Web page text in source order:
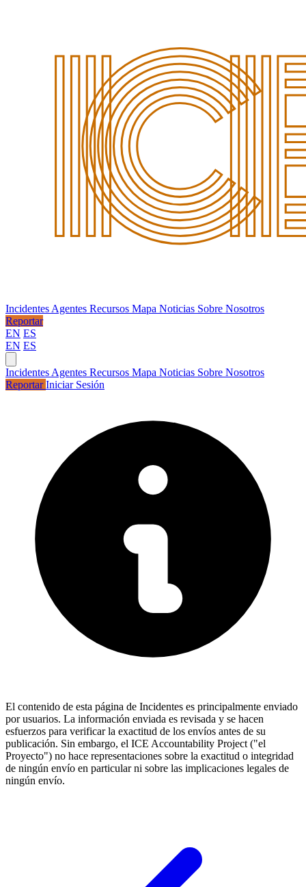
Incidentes Agentes Recursos Mapa Noticias Sobre Nosotros
Reportar
EN ES
EN ES
Incidentes Agentes Recursos Mapa Noticias Sobre Nosotros
ReportarIniciar Sesión
El contenido de esta página de Incidentes es principalmente enviado
por usuarios. La información enviada es revisada y se hacen
esfuerzos para verificar la exactitud de los envíos antes de su
publicación. Sin embargo, el ICE Accountability Project ("el
Proyecto") no hace representaciones sobre la exactitud o integridad
de ningún envío en particular ni sobre las implicaciones legales de
ningún envío.